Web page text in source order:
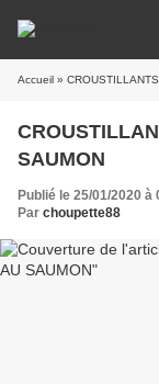
Accueil »
SAUMON
Publié le 25/01/2020 à
Par choupette88